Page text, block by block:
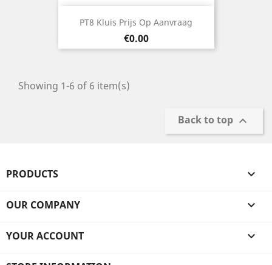
PT8 Kluis Prijs Op Aanvraag
Price
€0.00
Showing 1-6 of 6 item(s)
Back to top 
PRODUCTS 
OUR COMPANY 
YOUR ACCOUNT 